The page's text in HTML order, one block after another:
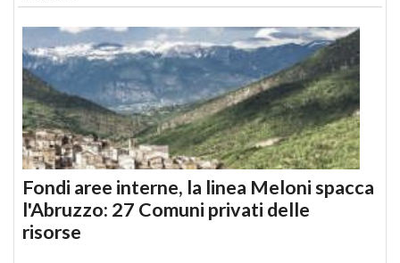
Fondi aree interne, la linea Meloni spacca
l'Abruzzo: 27 Comuni privati delle
risorse